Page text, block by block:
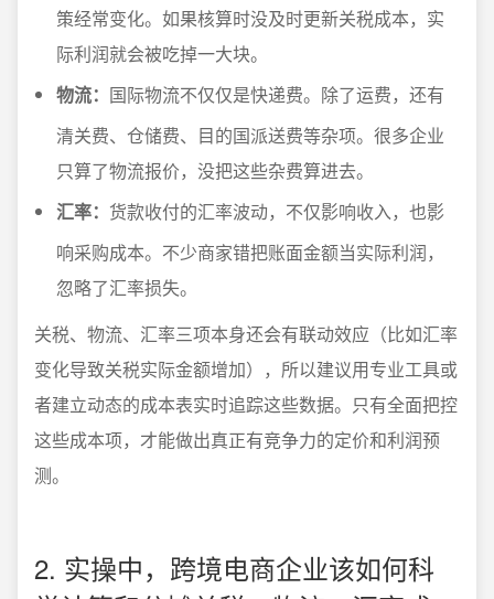
策经常变化。如果核算时没及时更新关税成本，实
际利润就会被吃掉一大块。
物流： 国际物流不仅仅是快递费。除了运费，还有
清关费、仓储费、目的国派送费等杂项。很多企业
只算了物流报价，没把这些杂费算进去。
汇率： 货款收付的汇率波动，不仅影响收入，也影
响采购成本。不少商家错把账面金额当实际利润，
忽略了汇率损失。
关税、物流、汇率三项本身还会有联动效应（比如汇率
变化导致关税实际金额增加），所以建议用专业工具或
者建立动态的成本表实时追踪这些数据。只有全面把控
这些成本项，才能做出真正有竞争力的定价和利润预
测。
2. 实操中，跨境电商企业该如何科